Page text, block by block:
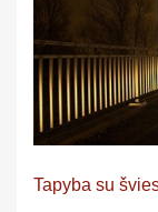
Tapyba su